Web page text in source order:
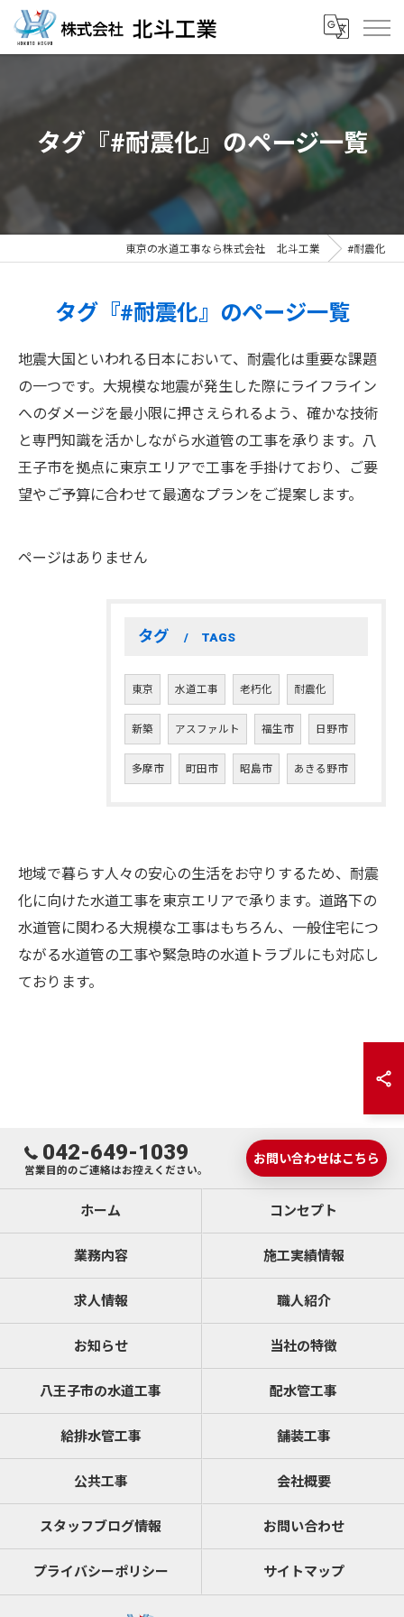
タグ『#耐震化』のページ一覧
東京の水道工事なら株式会社 北斗工業 #耐震化
タグ『#耐震化』のページ一覧
地震大国といわれる日本において、耐震化は重要な課題
の一つです。大規模な地震が発生した際にライフライン
へのダメージを最小限に押さえられるよう、確かな技術
と専門知識を活かしながら水道管の工事を承ります。八
王子市を拠点に東京エリアで工事を手掛けており、ご要
望やご予算に合わせて最適なプランをご提案します。
ページはありません
タグ TAGS
東京 水道工事 老朽化 耐震化
新築 アスファルト 福生市 日野市
多摩市 町田市 昭島市 あきる野市
地域で暮らす人々の安心の生活をお守りするため、耐震
化に向けた水道工事を東京エリアで承ります。道路下の
水道管に関わる大規模な工事はもちろん、一般住宅につ
ながる水道管の工事や緊急時の水道トラブルにも対応し
ております。
042-649-1039
営業目的のご連絡はお控えください。
お問い合わせはこちら
ホーム コンセプト
業務内容 施工実績情報
求人情報 職人紹介
お知らせ 当社の特徴
八王子市の水道工事 配水管工事
給排水管工事 舗装工事
公共工事 会社概要
スタッフブログ情報 お問い合わせ
プライバシーポリシー サイトマップ